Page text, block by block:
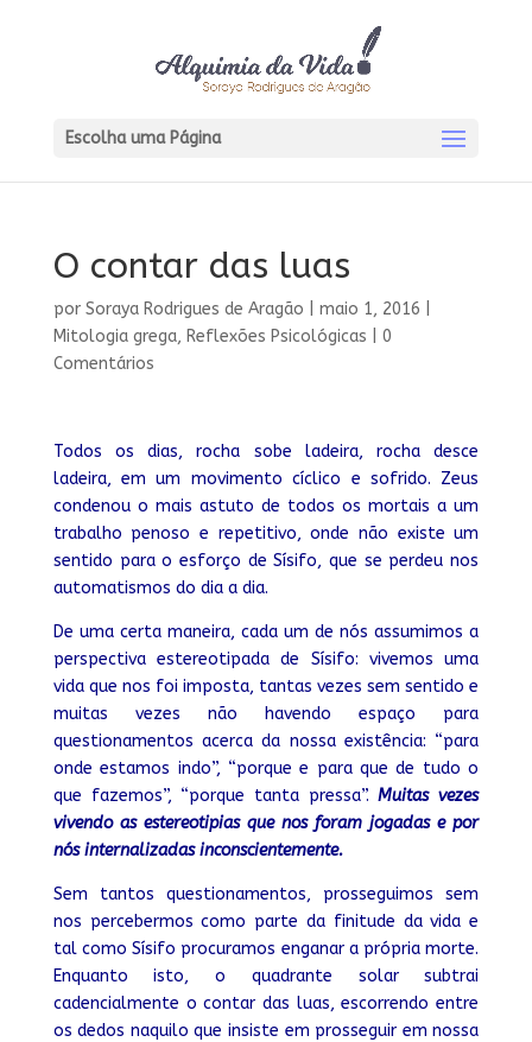
Escolha uma Página
O contar das luas
por Soraya Rodrigues de Aragão maio 1, 2016
Mitologia grega, Reflexões Psicológicas
0
Comentários
Todos os dias, rocha sobe ladeira, rocha desce
ladeira, em um movimento cíclico e sofrido. Zeus
condenou o mais astuto de todos os mortais a um
trabalho penoso e repetitivo, onde não existe um
sentido para o esforço de Sísifo, que se perdeu nos
automatismos do dia a dia.
De uma certa maneira, cada um de nós assumimos a
perspectiva estereotipada de Sísifo: vivemos uma
vida que nos foi imposta, tantas vezes sem sentido e
muitas vezes não havendo espaço para
questionamentos acerca da nossa existência: “para
onde estamos indo”, “porque e para que de tudo o
que fazemos”, “porque tanta pressa”.Muitas vezes
vivendo as estereotipias que nos foram jogadas e por
nós internalizadas inconscientemente.
Sem tantos questionamentos, prosseguimos sem
nos percebermos como parte da finitude da vida e
tal como Sísifo procuramos enganar a própria morte.
Enquanto isto, o quadrante solar subtrai
cadencialmente o contar das luas, escorrendo entre
os dedos naquilo que insiste em prosseguir em nossa